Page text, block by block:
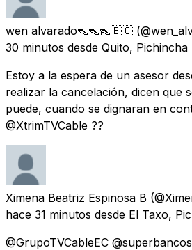
wen alvarado👠👠👠🇪🇨
30 minutos desde Quito, Pichincha
Estoy a la espera de un asesor
realizar la cancelación, dicen que
puede, cuando se dignaran en
@XtrimTVCable ??
Ximena Beatriz Espinosa B
hace 31 minutos desde El Taxo,
@GrupoTVCableEC